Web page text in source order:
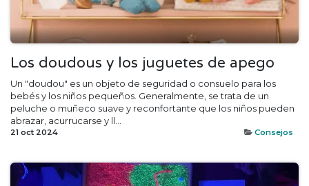
Los doudous y los juguetes de apego
Un "doudou" es un objeto de seguridad o consuelo para los
bebés y los niños pequeños. Generalmente, se trata de un
peluche o muñeco suave y reconfortante que los niños pueden
abrazar, acurrucarse y ll...
21 oct 2024 Consejos